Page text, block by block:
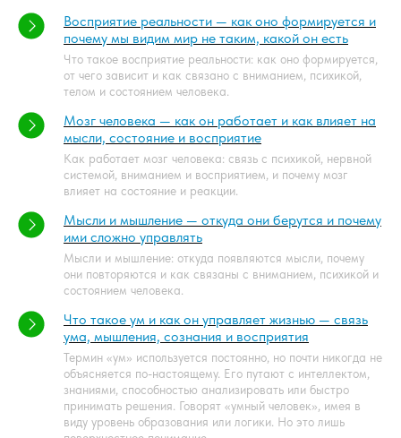
Восприятие реальности — как оно формируется и
почему мы видим мир не таким, какой он есть
Что такое восприятие реальности: как оно формируется,
от чего зависит и как связано с вниманием, психикой,
телом и состоянием человека.
Мозг человека — как он работает и как влияет на
мысли, состояние и восприятие
Как работает мозг человека: связь с психикой, нервной
системой, вниманием и восприятием, и почему мозг
влияет на состояние и реакции.
Мысли и мышление — откуда они берутся и почему
ими сложно управлять
Мысли и мышление: откуда появляются мысли, почему
они повторяются и как связаны с вниманием, психикой и
состоянием человека.
Что такое ум и как он управляет жизнью — связь
ума, мышления, сознания и восприятия
Термин «ум» используется постоянно, но почти никогда не
объясняется по-настоящему. Его путают с интеллектом,
знаниями, способностью анализировать или быстро
принимать решения. Говорят «умный человек», имея в
виду уровень образования или логики. Но это лишь